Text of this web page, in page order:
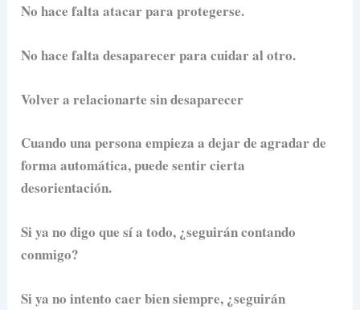
No hace falta atacar para protegerse.
No hace falta desaparecer para cuidar al otro.
Volver a relacionarte sin desaparecer
Cuando una persona empieza a dejar de agradar de
forma automática, puede sentir cierta
desorientación.
Si ya no digo que sí a todo, ¿seguirán contando
conmigo?
Si ya no intento caer bien siempre, ¿seguirán